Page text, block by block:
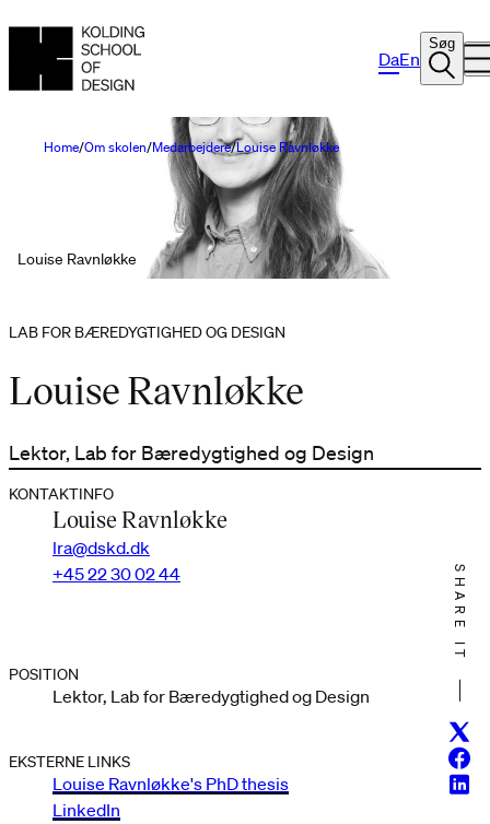
DaEn
Søg
Home Om skolen Medarbejdere Louise Ravnløkke
Louise Ravnløkke
LAB FOR BÆREDYGTIGHED OG DESIGN
Louise Ravnløkke
Lektor, Lab for Bæredygtighed og Design
KONTAKTINFO
Louise Ravnløkke
lra@dskd.dk
+45 22 30 02 44
POSITION
Lektor, Lab for Bæredygtighed og Design
EKSTERNE LINKS
Louise Ravnløkke's PhD thesis
LinkedIn
SHARE IT